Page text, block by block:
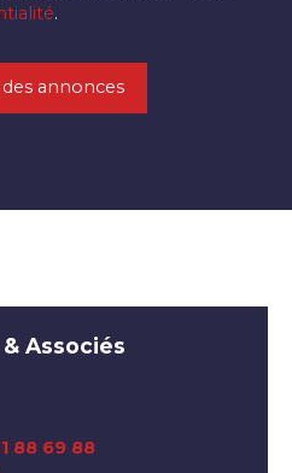
.
annonces
Associés
88 69 88